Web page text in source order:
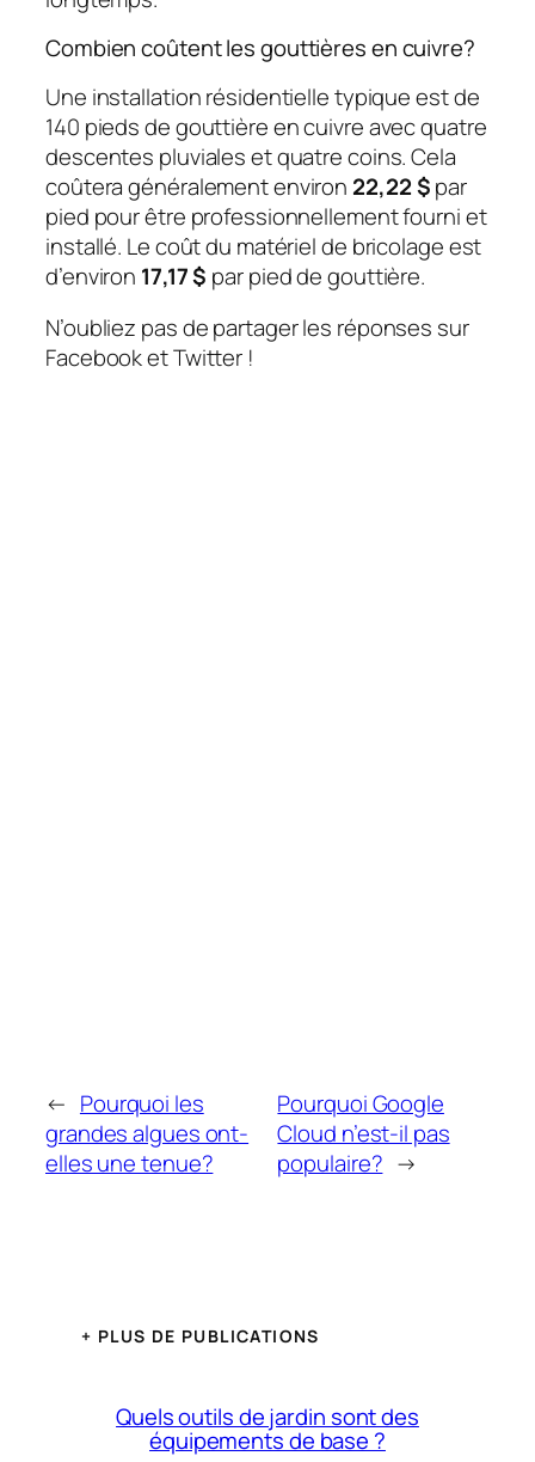
Combien coûtent les gouttières en cuivre?
Une installation résidentielle typique est de
140 pieds de gouttière en cuivre avec quatre
descentes pluviales et quatre coins. Cela
coûtera généralement environ 22,22 $par
pied pour être professionnellement fourni et
installé. Le coût du matériel de bricolage est
d’environ 17,17 $ par pied de gouttière.
N’oubliez pas de partager les réponses sur
Facebook et Twitter !
← Pourquoi les
grandes algues ont-
elles une tenue?
Pourquoi Google
Cloud n’est-il pas
populaire? →
+ PLUS DE PUBLICATIONS
Quels outils de jardin sont des
équipements de base ?